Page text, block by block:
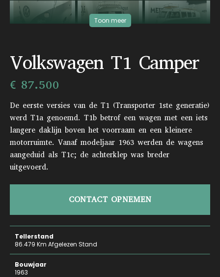
Toon meer
Volkswagen T1 Camper
€ 87.500
De eerste versies van de T1 (Transporter 1ste generatie)
werd T1a genoemd. T1b betrof een wagen met een iets
langere daklijn boven het voorraam en een kleinere
motorruimte. Vanaf modeljaar 1963 werden de wagens
aangeduid als T1c; de achterklep was breder
uitgevoerd.
CONTACT OPNEMEN
Tellerstand
86.479 Km Afgelezen Stand
Bouwjaar
1963